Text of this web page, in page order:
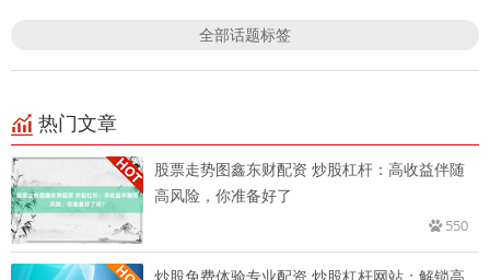
全部话题标签
热门文章
股票走势图鑫东财配资 炒股杠杆：高收益伴随
高风险，你准备好了
550